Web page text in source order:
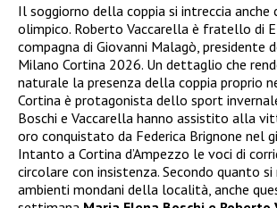
Il soggiorno della coppia si intreccia anche
olimpico. Roberto Vaccarella è fratello di
compagna di Giovanni Malagò , presidente
Milano Cortina 2026. Un dettaglio che
naturale la presenza della coppia proprio
Cortina è protagonista dello sport
Boschi e Vaccarella hanno assistito alla
oro conquistato da Federica Brignone nel
Intanto a Cortina d’Ampezzo le voci di
circolare con insistenza. Secondo quanto
ambienti mondani della località, anche